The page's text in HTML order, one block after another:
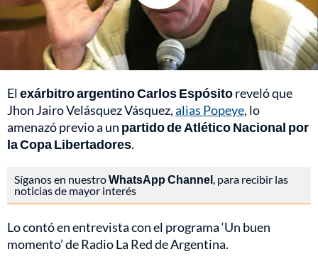
Elexárbitro argentino Carlos Espósitoreveló que
Jhon Jairo Velásquez Vásquez,alias Popeye, lo
amenazó previo a un partido de Atlético Nacional por
la Copa Libertadores.
Síganos en nuestroWhatsApp Channel , para recibir las
noticias de mayor interés
Lo contó en entrevista con el programa ‘Un buen
momento’ de Radio La Red de Argentina.